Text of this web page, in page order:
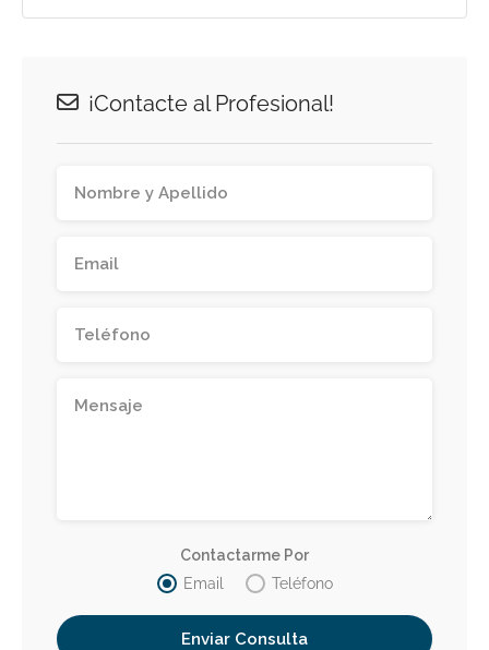
¡Contacte al Profesional!
Contactarme Por
Email
Teléfono